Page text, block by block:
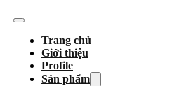
Trang chủ
Giới thiệu
Profile
Sản phẩm